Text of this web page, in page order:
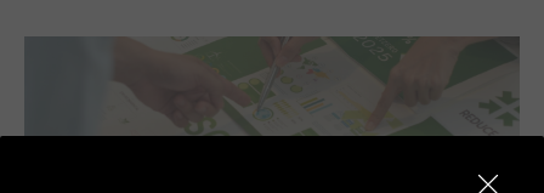
Comprare usato non è più un ripiego. È diventata la scelta migliore